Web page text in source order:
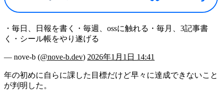
・毎日、日報を書く・毎週、ossに触れる・毎月、3記事書
く・シール帳をやり遂げる
— nove-b (@nove-b.dev) 2026年1月1日 14:41
年の初めに自らに課した目標だけど早々に達成できないこと
が判明した。